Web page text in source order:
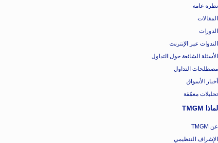
نظرة عامة
المقالات
الدورات
الندوات عبر الإنترنت
الأسئلة الشائعة حول التداول
مصطلحات التداول
أخبار الأسواق
تحليلات معمّقة
لماذا TMGM
عن TMGM
الإشراف التنظيمي